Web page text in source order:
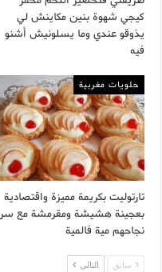
كيجي شهوة بنين مكاينش لي
يذوقو عندي وما يسلونيش أشنو
فيه
حلويات مغربية
تارتوليت بكريمة مميزة واقتصادية
بعجينة هشيشة ومقرمشة مع سر
نجاحهم مية فالمية
سابق التالى